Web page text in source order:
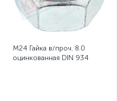
М24 Гайка в/проч. 8.0
оцинкованная DIN 934